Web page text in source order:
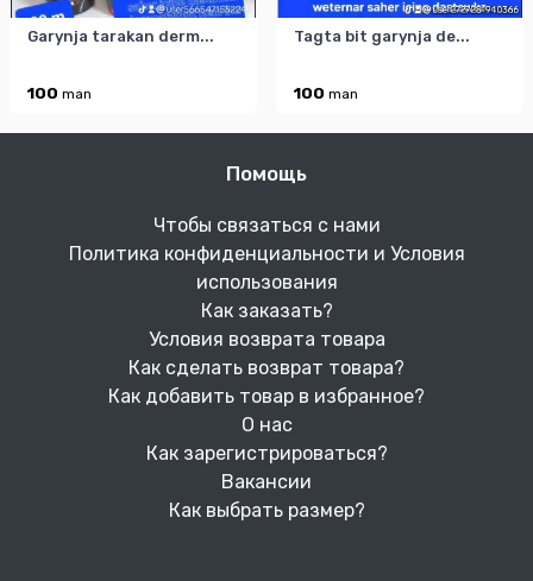
Garynja tarakan derm...
100 man
Tagta bit garynja de...
100 man
Помощь
Чтобы связаться с нами
Политика конфиденциальности и Условия
использования
Как заказать?
Условия возврата товара
Как сделать возврат товара?
Как добавить товар в избранное?
О нас
Как зарегистрироваться?
Вакансии
Как выбрать размер?